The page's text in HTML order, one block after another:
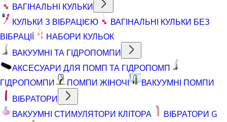
ВАГІНАЛЬНІ КУЛЬКИ
КУЛЬКИ З ВІБРАЦІЄЮ
ВАГІНАЛЬНІ КУЛЬКИ БЕЗ
ВІБРАЦІЇ
НАБОРИ КУЛЬОК
ВАКУУМНІ ТА ГІДРОПОМПИ
АКСЕСУАРИ ДЛЯ ПОМП ТА ГІДРОПОМП
ГІДРОПОМПИ
ПОМПИ ЖІНОЧІ
ВАКУУМНІ ПОМПИ
ВІБРАТОРИ
ВАКУУМНІ СТИМУЛЯТОРИ КЛІТОРА
ВІБРАТОРИ G